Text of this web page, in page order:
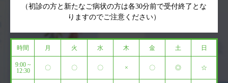
（初診の方と新たなご病状の方は各30分前で受付終了とな
りますのでご注意ください）
時間 月 火 水 木 金 土 日
9:00 ~
12:30
〇 〇 〇 × 〇 ◎ ☆